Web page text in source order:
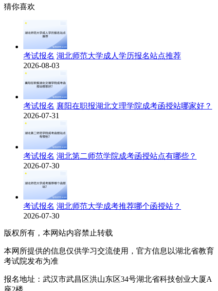
猜你喜欢
考试报名 湖北师范大学成人学历报名站点推荐
2026-08-03
考试报名 襄阳在职报湖北文理学院成考函授站哪家好？
2026-07-31
考试报名 湖北第二师范学院成考函授站点有哪些？
2026-07-30
考试报名 湖北师范大学成考推荐哪个函授站？
2026-07-30
版权所有，本网站内容禁止转载
本网所提供的信息仅供学习交流使用，官方信息以湖北省教育
考试院发布为准
报名地址：武汉市武昌区洪山东区34号湖北省科技创业大厦A